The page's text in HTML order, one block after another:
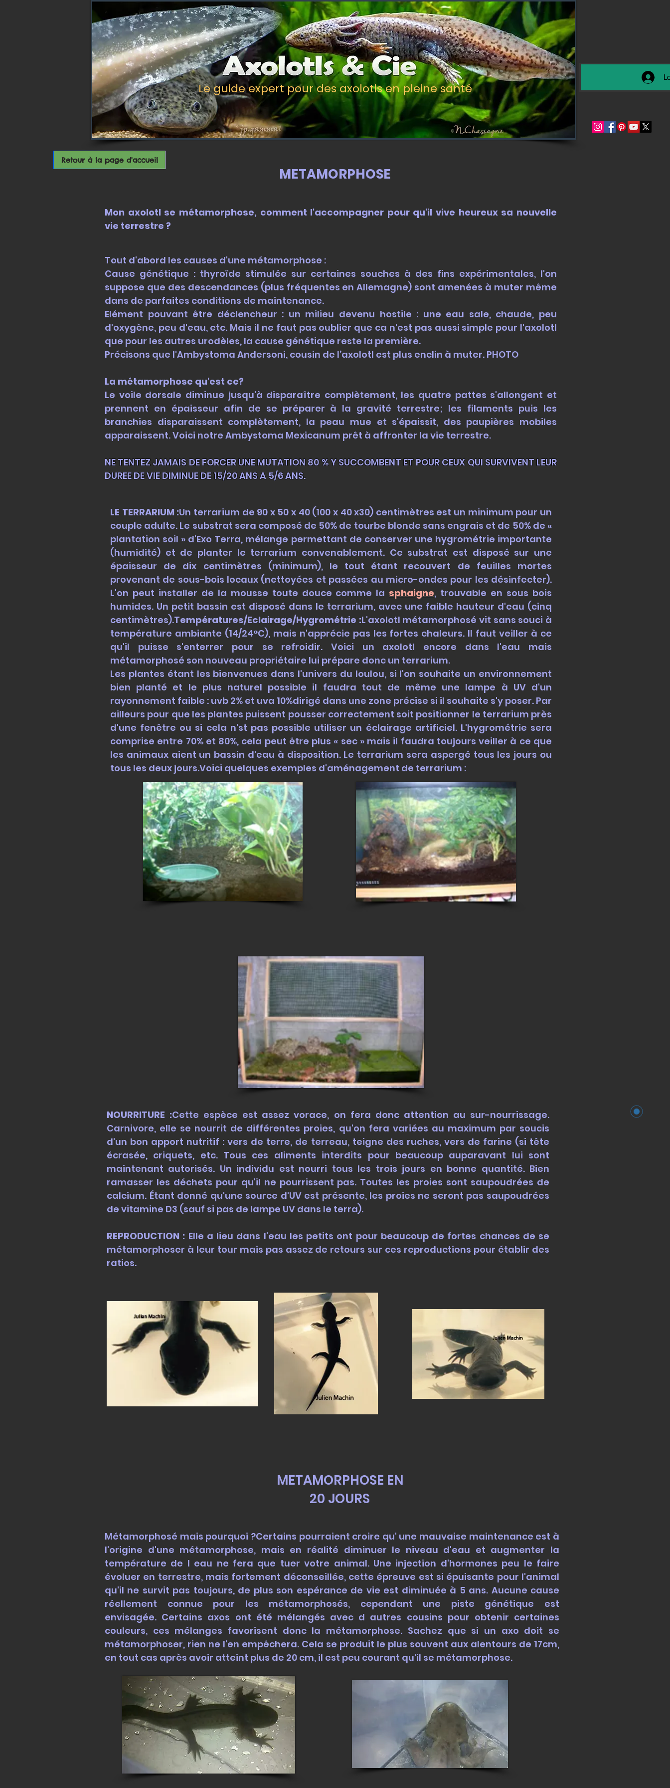
Le guide expert pour des axolotls en pleine santé
METAMORPHOSE
Mon axolotl se métamorphose, comment l'accompagner pour qu'il vive heureux sa nouvelle
vie terrestre ?
Tout d'abord les causes d'une métamorphose :
Cause génétique : thyroïde stimulée sur certaines souches à des fins expérimentales, l'on
suppose que des descendances (plus fréquentes en Allemagne) sont amenées à muter même
dans de parfaites conditions de maintenance.
Elément pouvant être déclencheur : un milieu devenu hostile : une eau sale, chaude, peu
d'oxygène, peu d'eau, etc. Mais il ne faut pas oublier que ca n'est pas aussi simple pour l'axolotl
que pour les autres urodèles, la cause génétique reste la première.
Précisons que l'Ambystoma Andersoni, cousin de l’axolotl est plus enclin à muter. PHOTO
La métamorphose qu'est ce?
Le voile dorsale diminue jusqu'à disparaître complètement, les quatre pattes s'allongent et
prennent en épaisseur afin de se préparer à la gravité terrestre; les filaments puis les
branchies disparaissent complètement, la peau mue et s'épaissit, des paupières mobiles
apparaissent. Voici notre Ambystoma Mexicanum prêt à affronter la vie terrestre.
NE TENTEZ JAMAIS DE FORCER UNE MUTATION 80 % Y SUCCOMBENT ET POUR CEUX QUI SURVIVENT LEUR
DUREE DE VIE DIMINUE DE 15/20 ANS A 5/6 ANS.
LE TERRARIUM :Un terrarium de 90 x 50 x 40 (100 x 40 x30) centimètres est un minimum pour un
couple adulte. Le substrat sera composé de 50% de tourbe blonde sans engrais et de 50% de «
plantation soil » d'Exo Terra, mélange permettant de conserver une hygrométrie importante
(humidité) et de planter le terrarium convenablement. Ce substrat est disposé sur une
épaisseur de dix centimètres (minimum), le tout étant recouvert de feuilles mortes
provenant de sous-bois locaux (nettoyées et passées au micro-ondes pour les désinfecter).
L'on peut installer de la mousse toute douce comme la sphaigne, trouvable en sous bois
humides. Un petit bassin est disposé dans le terrarium, avec une faible hauteur d'eau (cinq
centimètres).Températures/Eclairage/Hygrométrie :L'axolotl métamorphosé vit sans souci à
température ambiante (14/24°C), mais n'apprécie pas les fortes chaleurs. Il faut veiller à ce
qu'il puisse s'enterrer pour se refroidir. Voici un axolotl encore dans l'eau mais
métamorphosé son nouveau propriétaire lui prépare donc un terrarium.
Les plantes étant les bienvenues dans l'univers du loulou, si l'on souhaite un environnement
bien planté et le plus naturel possible il faudra tout de même une lampe à UV d'un
rayonnement faible : uvb 2% et uva 10%dirigé dans une zone précise si il souhaite s'y poser. Par
ailleurs pour que les plantes puissent pousser correctement soit positionner le terrarium près
d'une fenêtre ou si cela n'st pas possible utiliser un éclairage artificiel. L'hygrométrie sera
comprise entre 70% et 80%, cela peut être plus « sec » mais il faudra toujours veiller à ce que
les animaux aient un bassin d'eau à disposition. Le terrarium sera aspergé tous les jours ou
tous les deux jours.Voici quelques exemples d'aménagement de terrarium :
NOURRITURE :Cette espèce est assez vorace, on fera donc attention au sur-nourrissage.
Carnivore, elle se nourrit de différentes proies, qu'on fera variées au maximum par soucis
d'un bon apport nutritif : vers de terre, de terreau, teigne des ruches, vers de farine (si tête
écrasée, criquets, etc. Tous ces aliments interdits pour beaucoup auparavant lui sont
maintenant autorisés. Un individu est nourri tous les trois jours en bonne quantité. Bien
ramasser les déchets pour qu'il ne pourrissent pas. Toutes les proies sont saupoudrées de
calcium. Étant donné qu'une source d'UV est présente, les proies ne seront pas saupoudrées
de vitamine D3 (sauf si pas de lampe UV dans le terra).
REPRODUCTION : Elle a lieu dans l'eau les petits ont pour beaucoup de fortes chances de se
métamorphoser à leur tour mais pas assez de retours sur ces reproductions pour établir des
ratios.
METAMORPHOSE EN
20 JOURS
Métamorphosé mais pourquoi ?Certains pourraient croire qu' une mauvaise maintenance est à
l'origine d'une métamorphose, mais en réalité diminuer le niveau d'eau et augmenter la
température de l eau ne fera que tuer votre animal. Une injection d'hormones peu le faire
évoluer en terrestre, mais fortement déconseillée, cette épreuve est si épuisante pour l'animal
qu'il ne survit pas toujours, de plus son espérance de vie est diminuée à 5 ans. Aucune cause
réellement connue pour les métamorphosés, cependant une piste génétique est
envisagée. Certains axos ont été mélangés avec d autres cousins pour obtenir certaines
couleurs, ces mélanges favorisent donc la métamorphose. Sachez que si un axo doit se
métamorphoser, rien ne l'en empêchera. Cela se produit le plus souvent aux alentours de 17cm,
en tout cas après avoir atteint plus de 20 cm, il est peu courant qu'il se métamorphose.
Retour à la page d'accueil